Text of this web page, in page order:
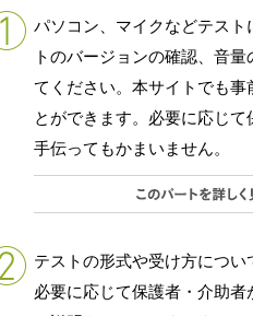
パソコン、マイクなどテスト
トのバージョンの確認、音量
てください。本サイトでも事
とができます。必要に応じ
手伝ってもかまいません。
テストの形式や受け方につい
必要に応じて保護者・介助者